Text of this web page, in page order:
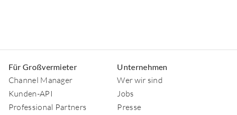
Für Großvermieter
Channel Manager
Kunden-API
Professional Partners
Unternehmen
Wer wir sind
Jobs
Presse